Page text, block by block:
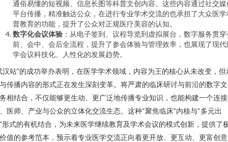
通俗易懂的短视频、信息长图等科普文创内容。这些内容通过社交媒
平台传播，精准触达公众，在进行专业学术交流的也承担了大众医学
普教育的功能，提升了公众对正规医疗美容的认知。
数字化会议体验 ：从电子签到、议程导览到虚拟展台，数字服务贯穿
前、会中、会后全流程，提升了参会体验与管理效率，也展现了现代
学会议科技化、人性化的发展趋势。
汉站”的成功举办表明，在医学学术领域，内容为王的核心从未改变，但
传播内容的形式正在发生深刻变革。将严肃的临床研讨与前沿的数字
相结合，不仅能够更生动、更广泛地传播专业知识，也能构建一个连
医师、产业与公众的立体化交流生态。这种“聚焦临床”内核与“多元出
形式的有机结合，为未来医学继续教育及学术会议的模式创新，提供了
值的参考范本，预示着专业医学交流正向着更开放、更互动、更富创